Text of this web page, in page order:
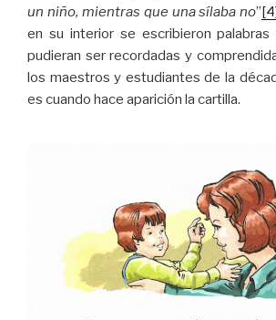
un niño, mientras que una sílaba no”
en su interior se escribieron palabras
pudieran ser recordadas y
los maestros y estudiantes de la
es cuando hace aparición la cartilla.